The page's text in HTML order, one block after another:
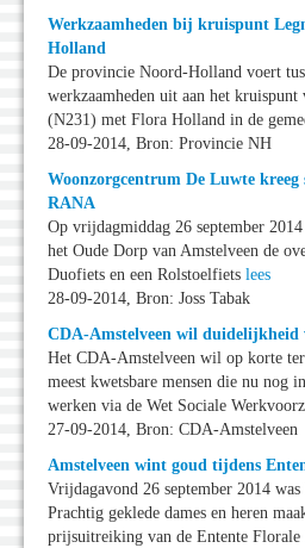
Werkzaamheden bij kruispunt
Holland
De provincie Noord-Holland voert
werkzaamheden uit aan het
(N231) met Flora Holland in de
28-09-2014, Bron: Provincie NH
Woonzorgcentrum De Luwte kreeg
RANA
Op vrijdagmiddag 26 september
het Oude Dorp van Amstelveen de
Duofiets en een Rolstoelfiets lees
28-09-2014, Bron: Joss Tabak
CDA-Amstelveen wil duidelijkheid
Het CDA-Amstelveen wil op korte
meest kwetsbare mensen die nu nog
werken via de Wet Sociale
27-09-2014, Bron: CDA-Amstelveen
Amstelveen wint goud tijdens
Vrijdagavond 26 september 2014 was
Prachtig geklede dames en heren
prijsuitreiking van de Entente Florale